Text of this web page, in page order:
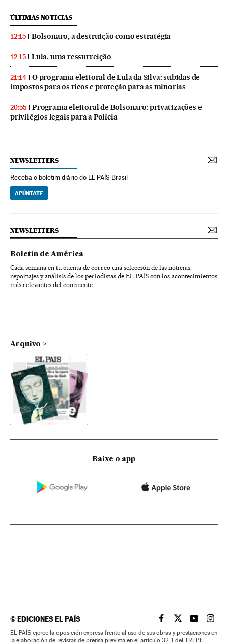
ÚLTIMAS NOTICIAS
12:15 Bolsonaro, a destruição como estratégia
12:15 Lula, uma ressurreição
21:14
O programa eleitoral de Lula da Silva: subidas de
impostos para os ricos e proteção para as minorias
20:55
Programa eleitoral de Bolsonaro: privatizações e
privilégios legais para a Polícia
NEWSLETTERS
Receba o boletim diário do EL PAÍS Brasil
APÚNTATE
NEWSLETTERS
Boletín de América
Cada semana en tu cuenta de correo una selección de las noticias,
reportajes y análisis de los periodistas de EL PAÍS con los acontecimientos
más relevantes del continente.
Arquivo
Baixe o app
©EDICIONES EL PAÍS EL PAÍS BRASIL EN
EL PAÍSEL PAÍS
EL
EL PAÍS ejerce la oposición expresa frente al uso de sus obras y prestaciones en
la elaboración de revistas de prensa prevista en el artículo 32.1 del TRLPI;